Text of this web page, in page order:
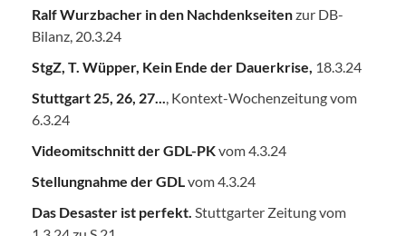
Ralf Wurzbacher in den Nachdenkseitenzur DB-
Bilanz, 20.3.24
StgZ, T. Wüpper, Kein Ende der Dauerkrise, 18.3.24
Stuttgart 25, 26, 27...
, Kontext-Wochenzeitung vom
6.3.24
Videomitschnitt der GDL-PKvom 4.3.24
Stellungnahme der GDL vom 4.3.24
Das Desaster ist perfekt. Stuttgarter Zeitung vom